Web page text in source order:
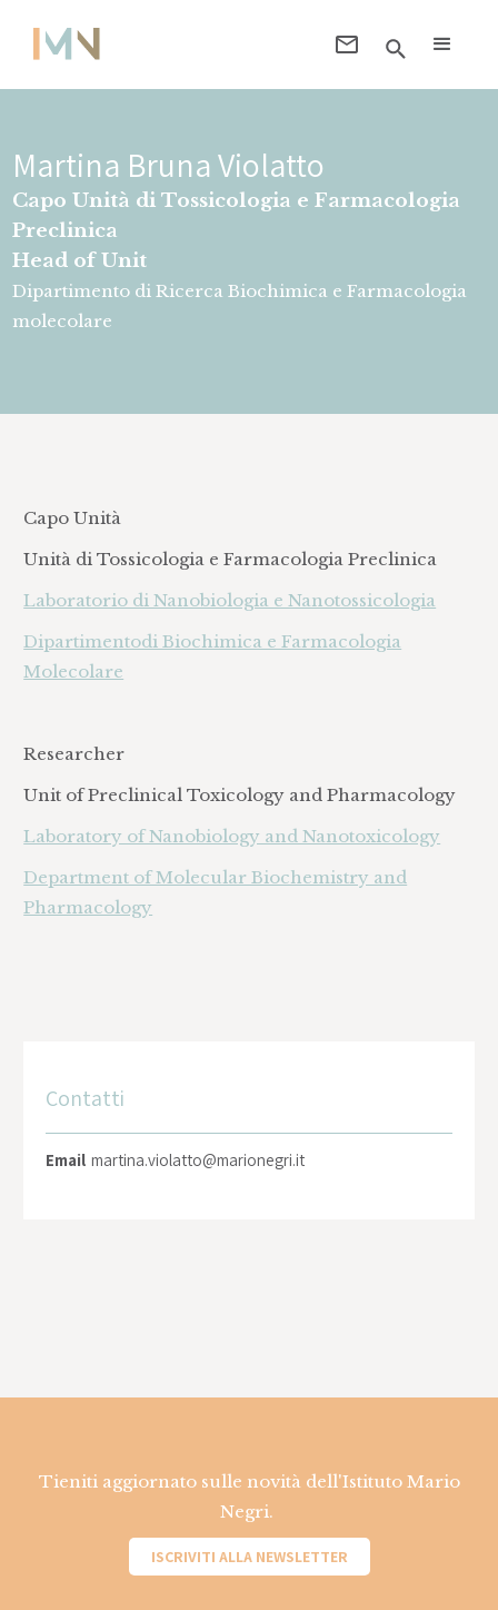
Martina Bruna Violatto
Capo Unità di Tossicologia e Farmacologia
Preclinica
Head of Unit
Dipartimento di Ricerca Biochimica e Farmacologia
molecolare
Capo Unità
Unità di Tossicologia e Farmacologia Preclinica
Laboratorio di Nanobiologia e Nanotossicologia
Dipartimentodi Biochimica e Farmacologia
Molecolare
Researcher
Unit of Preclinical Toxicology and Pharmacology
Laboratory of Nanobiology and Nanotoxicology
Department of Molecular Biochemistry and
Pharmacology
Contatti
Email martina.violatto@marionegri.it
Tieniti aggiornato sulle novità dell'Istituto Mario
Negri.
ISCRIVITI ALLA NEWSLETTER